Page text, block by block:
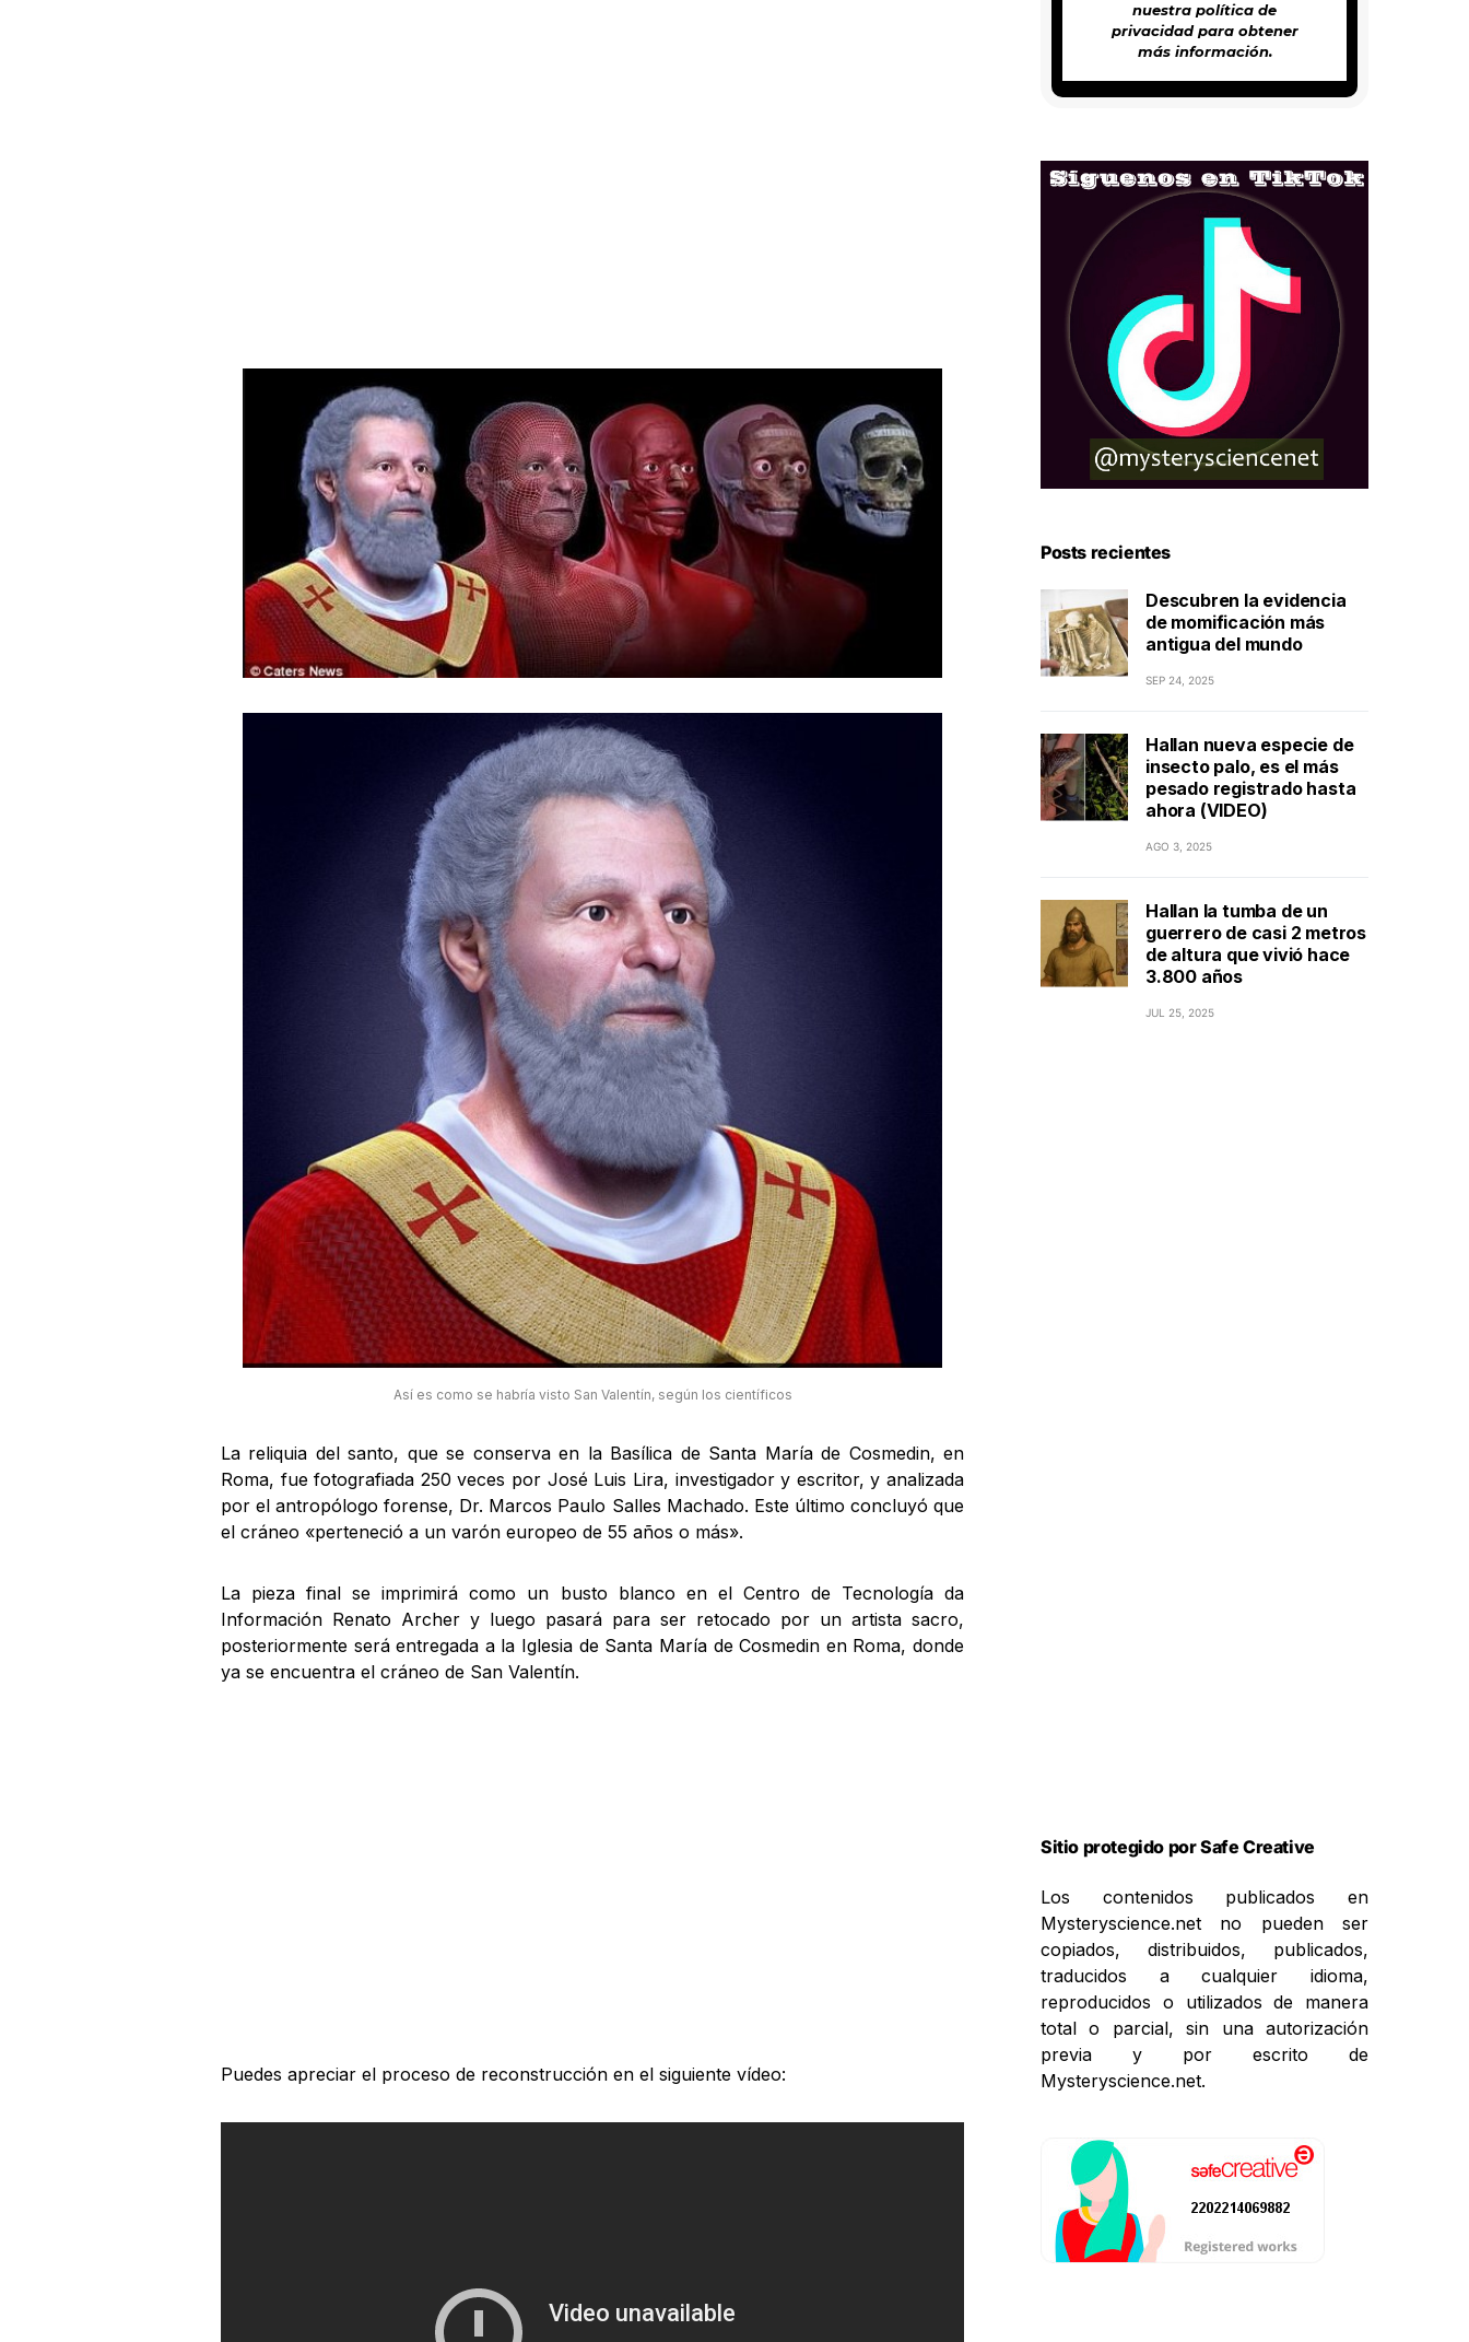
Así es como se habría visto San Valentín, según los científicos
La reliquia del santo, que se conserva en la Basílica de Santa María de Cosmedin, en
Roma, fue fotografiada 250 veces por José Luis Lira, investigador y escritor, y analizada
por el antropólogo forense, Dr. Marcos Paulo Salles Machado. Este último concluyó que
el cráneo «perteneció a un varón europeo de 55 años o más».
La pieza final se imprimirá como un busto blanco en el Centro de Tecnología da
Información Renato Archer y luego pasará para ser retocado por un artista sacro,
posteriormente será entregada a la Iglesia de Santa María de Cosmedin en Roma, donde
ya se encuentra el cráneo de San Valentín.
Puedes apreciar el proceso de reconstrucción en el siguiente vídeo:
nuestra política de
privacidadpara obtener
más información.
Posts recientes
Descubren la evidencia
de momificación más
antigua del mundo
SEP 24, 2025
Hallan nueva especie de
insecto palo, es el más
pesado registrado hasta
ahora (VIDEO)
AGO 3, 2025
Hallan la tumba de un
guerrero de casi 2 metros
de altura que vivió hace
3.800 años
JUL 25, 2025
Sitio protegido por Safe Creative
Los contenidos publicados en
Mysteryscience.net no pueden ser
copiados, distribuidos, publicados,
traducidos a cualquier idioma,
reproducidos o utilizados de manera
total o parcial, sin una autorización
previa y por escrito de
Mysteryscience.net.